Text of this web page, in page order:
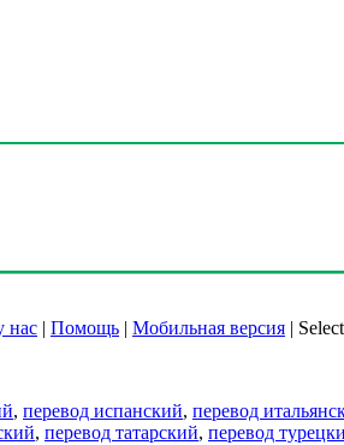
нас | Помощь | Мобильная версия |
, перевод испанский, перевод
, перевод татарский, перевод